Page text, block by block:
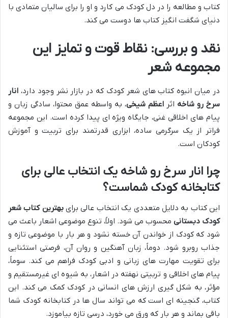
کتاب و مطالعه را در دل کودک می کارد و او را برای سالیان متمادی با
دنیای شگفت انگیز کتاب ها دوست می کند.
نقد و بررسی: نقاط قوت و تمایز این
مجموعه شعر
در میان انبوه کتاب های شعر کودک که در بازار نشر وجود دارد، انار
سرخ رو شاخه اثر اعظم شیخی، به واسطه عمق محتوا، سادگی زبان و
پیام های اخلاقی غنی، جایگاه ویژه ای پیدا کرده است. این مجموعه
فراتر از یک سرگرمی ساده، ابزاری قدرتمند برای تربیت و آموزش
کودکان است.
چرا انار سرخ رو شاخه یک انتخاب عالی برای
کتابخانه کودک شماست؟
این کتاب به دلایل متعددی یک انتخاب عالی برایبهترین کتاب شعر
کودک دبستانی محسوب می شود. اولاً، تنوع موضوعی اشعار باعث می
شود که کودک از خواندن آن خسته نشود و هر بار با موضوعی تازه و
جذاب روبرو شود. دوماً، زبان آهنگین و روان آن، فرصتی استثنایی
برای تقویت مهارت های زبانی و ادبی کودک فراهم می کند. سوماً،
پیام های اخلاقی و تربیتی نهفته در اشعار، به شیوه ای غیرمستقیم و
مؤثر، به شکل گیری ارزش های انسانی در کودک کمک می کند. این
کتاب، گنجینه ای است که می تواند سال ها در کتابخانه کودک شما
باقی بماند و هر بار که ورق می خورد، درسی تازه بیاموزد.